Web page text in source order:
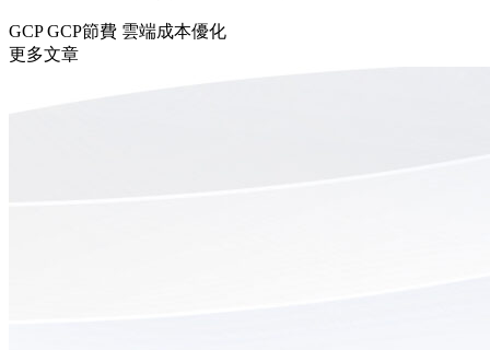
GCP GCP節費 雲端成本優化
更多文章